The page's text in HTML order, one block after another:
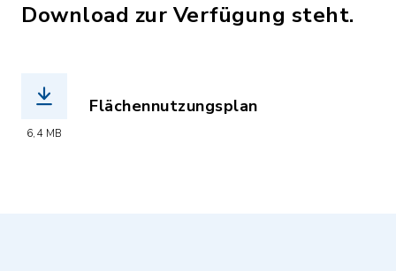
Download zur Verfügung steht.
6,4 MB
Flächennutzungsplan